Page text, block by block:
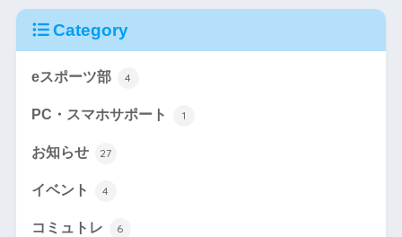
Category
eスポーツ部 4
PC・スマホサポート 1
お知らせ 27
イベント 4
コミュトレ 6